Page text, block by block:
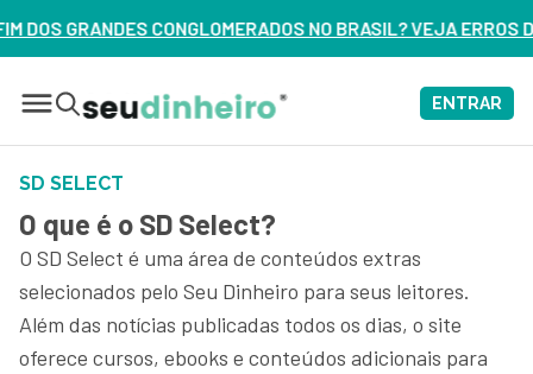
NO BRASIL? VEJA ERROS DE 3 DELES – ASSISTA AGORA
ENTRAR
SD SELECT
O que é o SD Select?
O SD Select é uma área de conteúdos extras
selecionados pelo Seu Dinheiro para seus leitores.
Além das notícias publicadas todos os dias, o site
oferece cursos, ebooks e conteúdos adicionais para